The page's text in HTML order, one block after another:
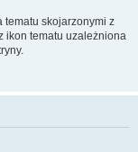
tematu skojarzonymi z
ikon tematu uzależniona